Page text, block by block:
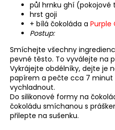
půl hrnku ghí (pokojové
hrst goji
+ bílá čokoláda a Purple
Postup:
Smíchejte všechny
pevné těsto. To vyválejte na
Vykrájejte obdélníky, dejte je
papírem a pečte cca 7 minut
vychladnout.
Do silikonové formy na
čokoládu smíchanou s
přilepte na sušenku.
HLEDAT
D